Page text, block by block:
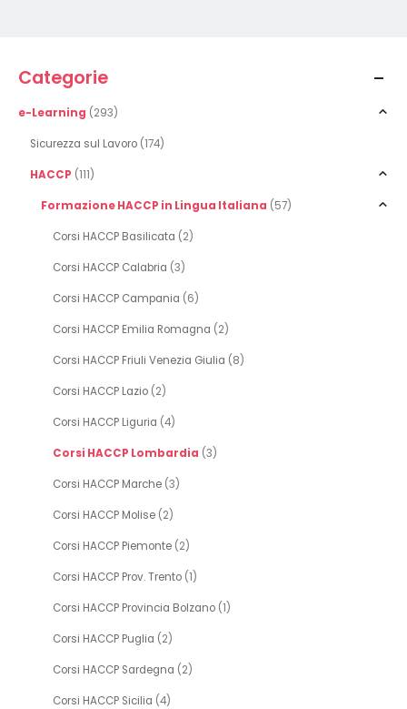
Categorie
e-Learning (293)
Sicurezza sul Lavoro (174)
HACCP (111)
Formazione HACCP in Lingua Italiana (57)
Corsi HACCP Basilicata (2)
Corsi HACCP Calabria (3)
Corsi HACCP Campania (6)
Corsi HACCP Emilia Romagna (2)
Corsi HACCP Friuli Venezia Giulia (8)
Corsi HACCP Lazio (2)
Corsi HACCP Liguria (4)
Corsi HACCP Lombardia (3)
Corsi HACCP Marche (3)
Corsi HACCP Molise (2)
Corsi HACCP Piemonte (2)
Corsi HACCP Prov. Trento (1)
Corsi HACCP Provincia Bolzano (1)
Corsi HACCP Puglia (2)
Corsi HACCP Sardegna (2)
Corsi HACCP Sicilia (4)